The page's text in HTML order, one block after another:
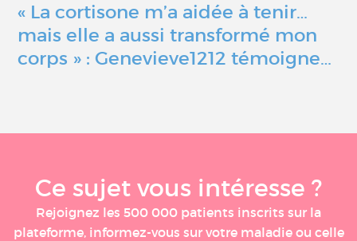
« La cortisone m’a aidée à tenir…
mais elle a aussi transformé mon
corps » : Genevieve1212 témoigne…
Ce sujet vous intéresse ?
Rejoignez les 500 000 patients inscrits sur la
plateforme, informez-vous sur votre maladie ou celle